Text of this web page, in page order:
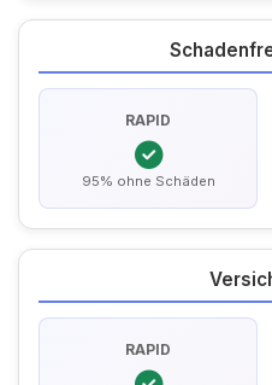
RAPID
95% ohne Schäden
RAPID